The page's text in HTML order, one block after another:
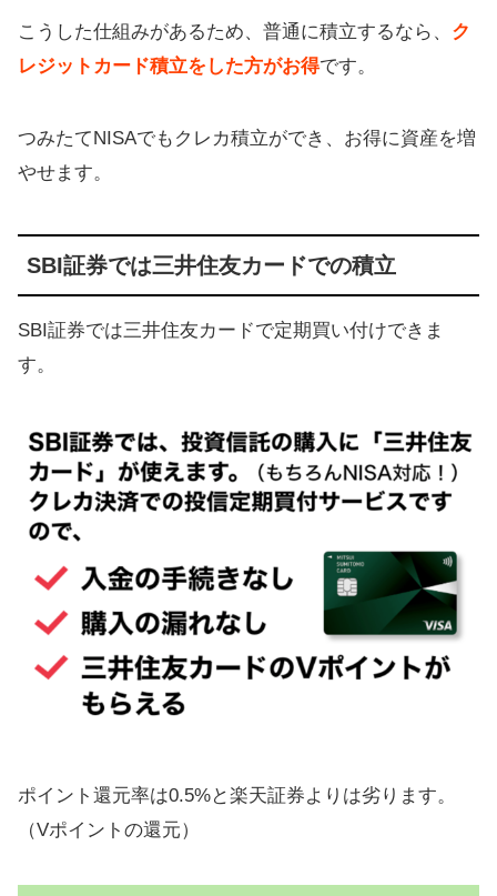
こうした仕組みがあるため、普通に積立するなら、 ク
レジットカード積立をした方がお得です。
つみたてNISAでもクレカ積立ができ、お得に資産を増
やせます。
SBI証券では三井住友カードでの積立
SBI証券では三井住友カードで定期買い付けできま
す。
ポイント還元率は0.5%と楽天証券よりは劣ります。
（Vポイントの還元）